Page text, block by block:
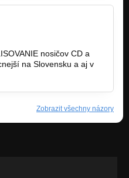
nosičov CD a
na Slovensku a aj v
Zobrazit všechny názory